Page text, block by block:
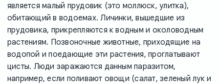
является малый прудовик (это моллюск, улитка),
обитающий в водоемах. Личинки, вышедшие из
прудовика, прикрепляются к водным и околоводным
растениям. Позвоночные животные, приходящие на
водопой и поедающие эти растения, проглатывают
цисты. Люди заражаются данным паразитом,
например, если поливают овощи (салат, зеленый лук и